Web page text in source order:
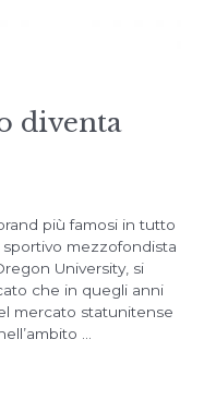
diventa
più famosi in tutto
mezzofondista
University, si
che in quegli anni
mercato statunitense
…